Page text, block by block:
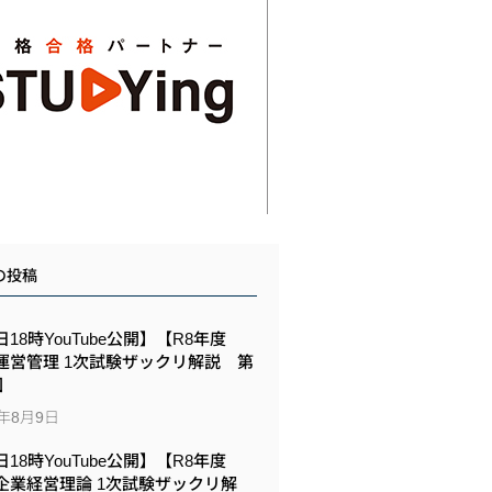
投稿
18時YouTube公開】【R8年度
営管理 1次試験ザックリ解説 第
8月9日
18時YouTube公開】【R8年度
業経営理論 1次試験ザックリ解